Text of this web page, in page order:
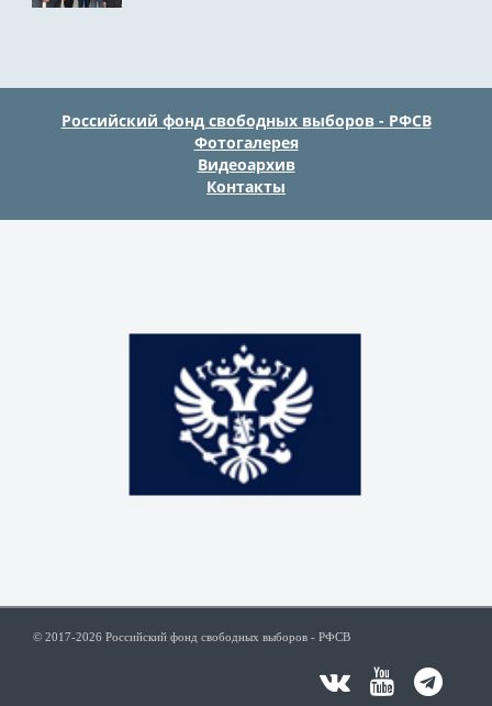
Российский фонд свободных выборов - РФСВ
Фотогалерея
Видеоархив
Контакты
© 2017-2026 Российский фонд свободных выборов - РФСВ